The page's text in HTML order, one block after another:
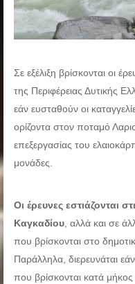
Σε εξέλιξη βρίσκονται οι
της Περιφέρειας Δυτικής
εάν ευσταθούν οι
ορίζοντα στον ποταμό
επεξεργασίας του
μονάδες.
Οι έρευνες εστιάζονται
Καγκαδίου , αλλά και σε
που βρίσκονται στο
Παράλληλα, διερευνάται
που βρίσκονται κατά